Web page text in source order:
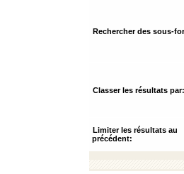
Rechercher des sous-
Classer les résultats par:
Limiter les résultats au
précédent: